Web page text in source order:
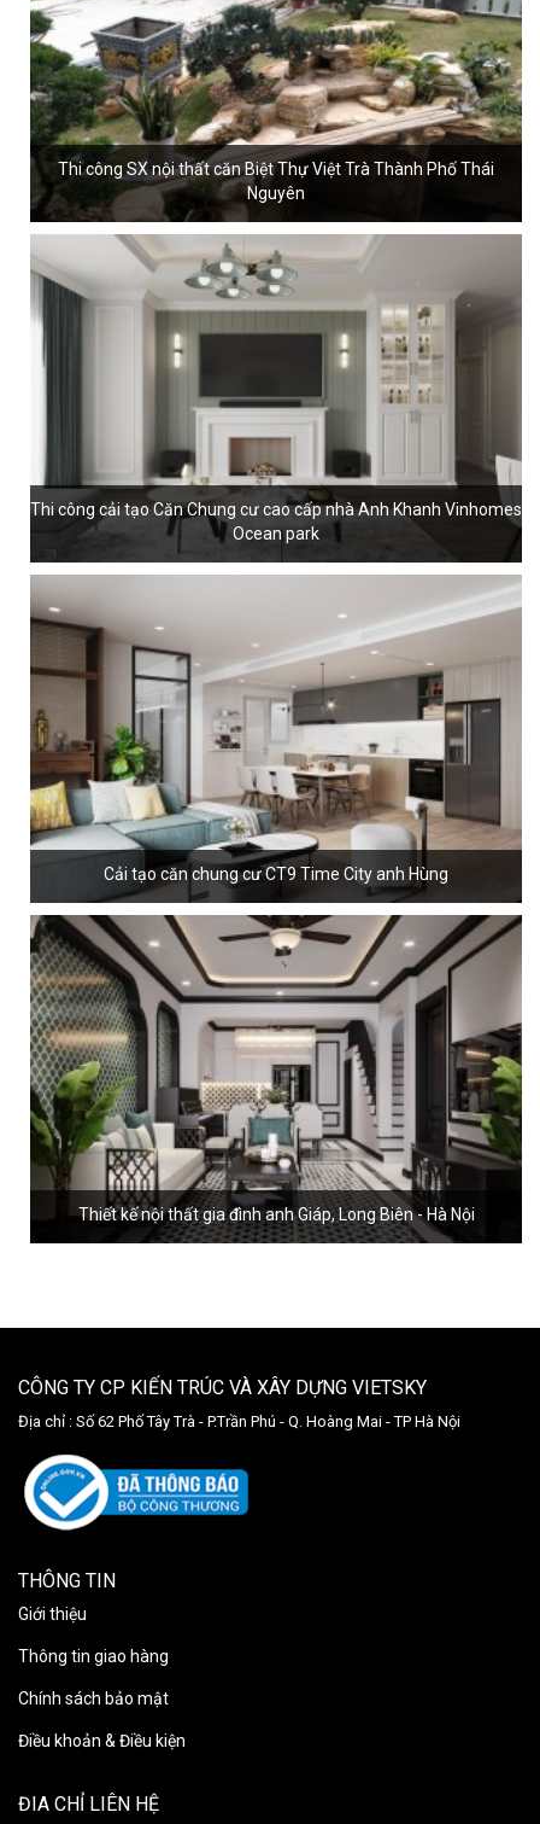
Thi công SX nội thất căn Biệt Thự Việt Trà Thành Phố Thái
Nguyên
Thi công cải tạo Căn Chung cư cao cấp nhà Anh Khanh Vinhomes
Ocean park
Cải tạo căn chung cư CT9 Time City anh Hùng
Thiết kế nội thất gia đình anh Giáp, Long Biên - Hà Nội
CÔNG TY CP KIẾN TRÚC VÀ XÂY DỰNG VIETSKY
Địa chỉ : Số 62 Phố Tây Trà - P.Trần Phú - Q. Hoàng Mai - TP Hà Nội
THÔNG TIN
Giới thiệu
Thông tin giao hàng
Chính sách bảo mật
Điều khoản & Điều kiện
ĐIA CHỈ LIÊN HỆ